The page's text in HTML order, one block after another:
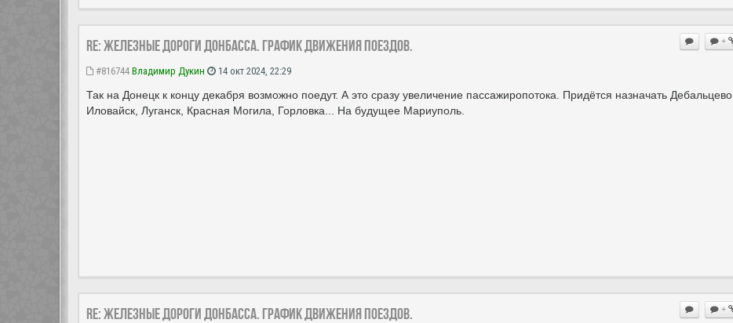
+
Re: Железные дороги Донбасса. График движения поездов.
#816744 Владимир Дукин 14 окт 2024, 22:29
Так на Донецк к концу декабря возможно поедут. А это сразу увеличение пассажиропотока. Придётся назначать Дебальцево,
Иловайск, Луганск, Красная Могила, Горловка... На будущее Мариуполь.
+
Re: Железные дороги Донбасса. График движения поездов.